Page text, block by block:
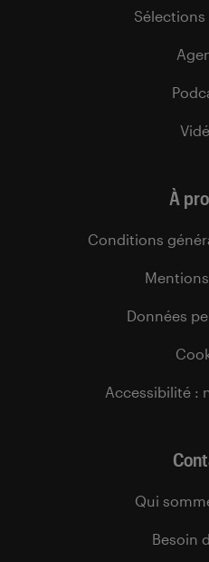
À
Conditions
Données
Accessibilité :
Qui
Besoin